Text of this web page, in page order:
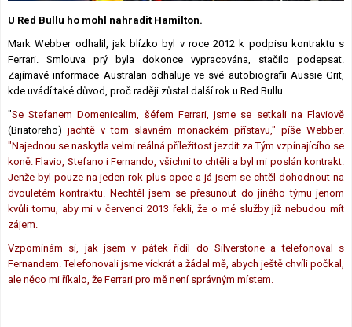
U Red Bullu ho mohl nahradit Hamilton.
Mark Webber odhalil, jak blízko byl v roce 2012 k podpisu kontraktu s
Ferrari. Smlouva prý byla dokonce vypracována, stačilo podepsat.
Zajímavé informace Australan odhaluje ve své autobiografii Aussie Grit,
kde uvádí také důvod, proč raději zůstal další rok u Red Bullu.
"Se Stefanem Domenicalim, šéfem Ferrari, jsme se setkali na Flaviově
(Briatoreho) jachtě v tom slavném monackém přístavu," píše Webber.
"Najednou se naskytla velmi reálná příležitost jezdit za Tým vzpínajícího se
koně. Flavio, Stefano i Fernando, všichni to chtěli a byl mi poslán kontrakt.
Jenže byl pouze na jeden rok plus opce a já jsem se chtěl dohodnout na
dvouletém kontraktu. Nechtěl jsem se přesunout do jiného týmu jenom
kvůli tomu, aby mi v červenci 2013 řekli, že o mé služby již nebudou mít
zájem.
Vzpomínám si, jak jsem v pátek řídil do Silverstone a telefonoval s
Fernandem. Telefonovali jsme víckrát a žádal mě, abych ještě chvíli počkal,
ale něco mi říkalo, že Ferrari pro mě není správným místem.